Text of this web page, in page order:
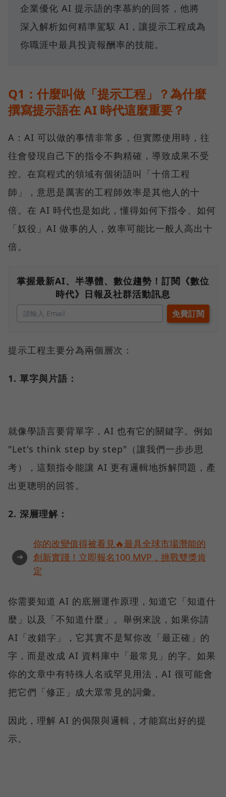
企業優化 AI 提示語的李慕約的回答，他將
深入解析如何精準駕馭 AI，讓提示工程成為
你職涯中最具投資報酬率的技能。
Q1：什麼叫做「提示工程」？為什麼
撰寫提示語在 AI 時代這麼重要？
A：AI 可以做的事情非常多，但實際使用時，往
往會發現自己下的指令不夠精確，導致成果不受
控。在寫程式的領域有個術語叫「十倍工程
師」，意思是厲害的工程師效率是其他人的十
倍。在 AI 時代也是如此，懂得如何下指令、如何
「奴役」AI 做事的人，效率可能比一般人高出十
倍。
掌握最新AI、半導體、數位趨勢！訂閱《數位
時代》日報及社群活動訊息
提示工程主要分為兩個層次：
1. 單字與片語：
就像學語言要背單字，AI 也有它的關鍵字。例如
"Let's think step by step"（讓我們一步步思
考），這類指令能讓 AI 更有邏輯地拆解問題，產
出更聰明的回答。
2. 深層理解：
➜
你的改變值得被看見🔥最具全球市場潛能的
創新實踐！立即報名100 MVP，挑戰雙獎肯
定
你需要知道 AI 的底層運作原理，知道它「知道什
麼」以及「不知道什麼」。舉例來說，如果你請
AI「改錯字」，它其實不是幫你改「最正確」的
字，而是改成 AI 資料庫中「最常見」的字。如果
你的文章中有特殊人名或罕見用法，AI 很可能會
把它們「修正」成大眾常見的詞彙。
因此，理解 AI 的侷限與邏輯，才能寫出好的提
示。